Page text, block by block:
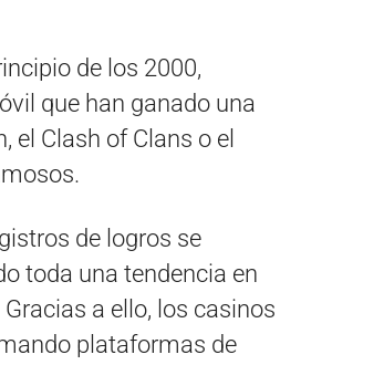
de los 2000,
que han ganado una
el Clash of Clans o el
de logros se
toda una tendencia en
a ello, los casinos
plataformas de